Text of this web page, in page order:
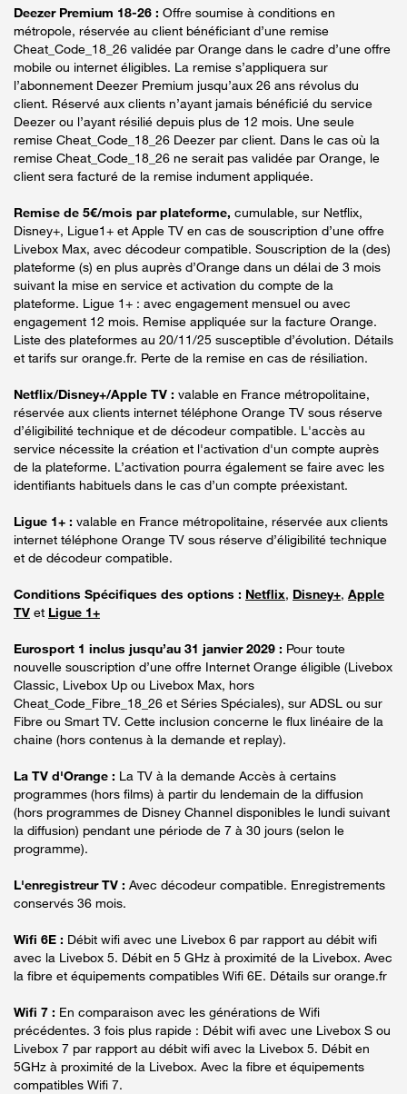
Deezer Premium 18-26 : Offre soumise à conditions en
métropole, réservée au client bénéficiant d’une remise
Cheat_Code_18_26 validée par Orange dans le cadre d’une offre
mobile ou internet éligibles. La remise s’appliquera sur
l’abonnement Deezer Premium jusqu’aux 26 ans révolus du
client. Réservé aux clients n’ayant jamais bénéficié du service
Deezer ou l’ayant résilié depuis plus de 12 mois. Une seule
remise Cheat_Code_18_26 Deezer par client. Dans le cas où la
remise Cheat_Code_18_26 ne serait pas validée par Orange, le
client sera facturé de la remise indument appliquée.
Remise de 5€/mois par plateforme, cumulable, sur Netflix,
Disney+, Ligue1+ et Apple TV en cas de souscription d’une offre
Livebox Max, avec décodeur compatible. Souscription de la (des)
plateforme (s) en plus auprès d’Orange dans un délai de 3 mois
suivant la mise en service et activation du compte de la
plateforme. Ligue 1+ : avec engagement mensuel ou avec
engagement 12 mois. Remise appliquée sur la facture Orange.
Liste des plateformes au 20/11/25 susceptible d’évolution. Détails
et tarifs sur orange.fr. Perte de la remise en cas de résiliation.
Netflix/Disney+/Apple TV : valable en France métropolitaine,
réservée aux clients internet téléphone Orange TV sous réserve
d’éligibilité technique et de décodeur compatible. L'accès au
service nécessite la création et l'activation d'un compte auprès
de la plateforme. L’activation pourra également se faire avec les
identifiants habituels dans le cas d’un compte préexistant.
Ligue 1+ : valable en France métropolitaine, réservée aux clients
internet téléphone Orange TV sous réserve d’éligibilité technique
et de décodeur compatible.
Conditions Spécifiques des options : Netflix, Disney+, Apple
TV et Ligue 1+
Eurosport 1 inclus jusqu’au 31 janvier 2029 : Pour toute
nouvelle souscription d’une offre Internet Orange éligible (Livebox
Classic, Livebox Up ou Livebox Max, hors
Cheat_Code_Fibre_18_26 et Séries Spéciales), sur ADSL ou sur
Fibre ou Smart TV. Cette inclusion concerne le flux linéaire de la
chaine (hors contenus à la demande et replay).
La TV d'Orange : La TV à la demande Accès à certains
programmes (hors films) à partir du lendemain de la diffusion
(hors programmes de Disney Channel disponibles le lundi suivant
la diffusion) pendant une période de 7 à 30 jours (selon le
programme).
L'enregistreur TV : Avec décodeur compatible. Enregistrements
conservés 36 mois.
Wifi 6E : Débit wifi avec une Livebox 6 par rapport au débit wifi
avec la Livebox 5. Débit en 5 GHz à proximité de la Livebox. Avec
la fibre et équipements compatibles Wifi 6E. Détails sur orange.fr
Wifi 7 : En comparaison avec les générations de Wifi
précédentes. 3 fois plus rapide : Débit wifi avec une Livebox S ou
Livebox 7 par rapport au débit wifi avec la Livebox 5. Débit en
5GHz à proximité de la Livebox. Avec la fibre et équipements
compatibles Wifi 7.